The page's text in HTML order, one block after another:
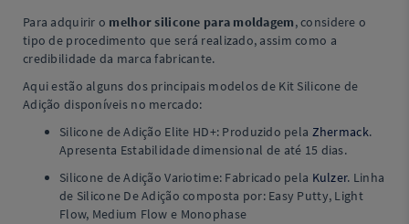
Para adquirir o melhor silicone para moldagem, considere o
tipo de procedimento que será realizado, assim como a
credibilidade da marca fabricante.
Aqui estão alguns dos principais modelos de Kit Silicone de
Adição disponíveis no mercado:
Silicone de Adição Elite HD+: Produzido pela Zhermack.
Apresenta Estabilidade dimensional de até 15 dias.
Silicone de Adição Variotime: Fabricado pela Kulzer. Linha
de Silicone De Adição composta por: Easy Putty, Light
Flow, Medium Flow e Monophase